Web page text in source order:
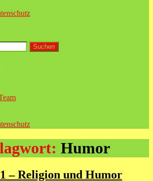
Humor
– Religion und Humor